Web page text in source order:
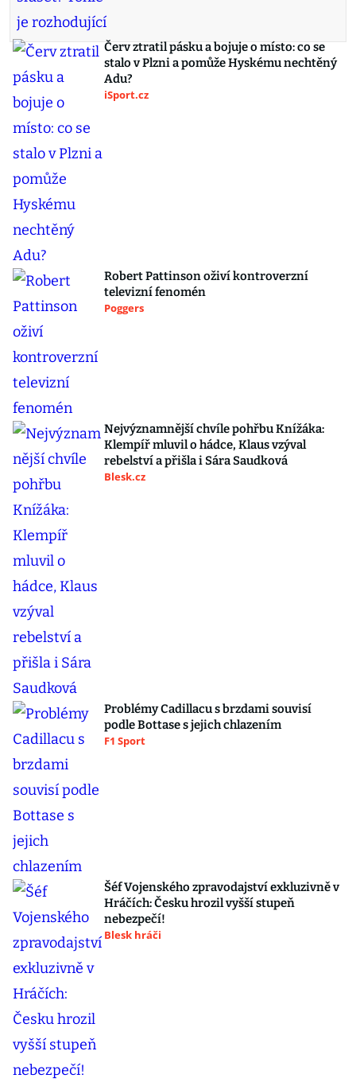
Červ ztratil pásku a bojuje o místo: co se
stalo v Plzni a pomůže Hyskému nechtěný
Adu?
iSport.cz
Robert Pattinson oživí kontroverzní
televizní fenomén
Poggers
Nejvýznamnější chvíle pohřbu Knížáka:
Klempíř mluvil o hádce, Klaus vzýval
rebelství a přišla i Sára Saudková
Blesk.cz
Problémy Cadillacu s brzdami souvisí
podle Bottase s jejich chlazením
F1 Sport
Šéf Vojenského zpravodajství exkluzivně v
Hráčích: Česku hrozil vyšší stupeň
nebezpečí!
Blesk hráči